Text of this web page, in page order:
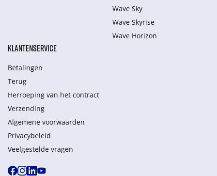
Wave Sky
Wave Skyrise
Wave Horizon
KLANTENSERVICE
Betalingen
Terug
Herroeping van het contract
Verzending
Algemene voorwaarden
Privacybeleid
Veelgestelde vragen